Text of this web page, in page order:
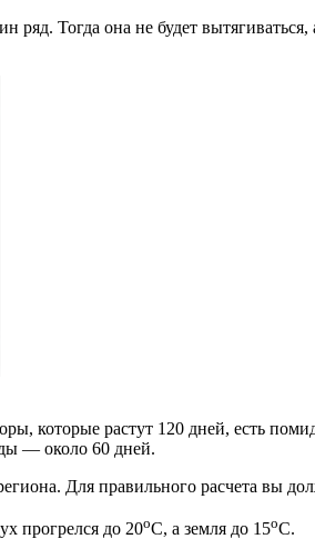
Тогда она не будет
которые растут 120 дней, есть
— около 60 дней.
Для правильного расчета вы
прогрелся до 20оС, а земля до 15оС.